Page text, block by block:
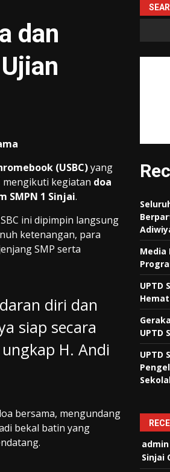
dan
(USBC)yang
mengikuti kegiatan doa
SMPN 1 Sinjai.
ini dipimpin langsung
ketenangan, para
SMP serta
diri dan
siap secara
H. Andi
bersama, mengundang
bekal batin yang
Media
UPTD
UPTD
UPTD
Sinjai